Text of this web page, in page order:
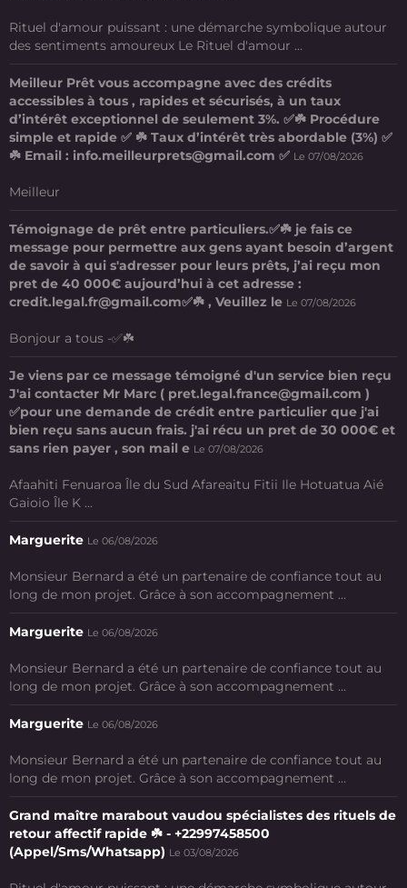
Rituel d'amour puissant : une démarche symbolique autour
des sentiments amoureux Le Rituel d'amour ...
Meilleur Prêt vous accompagne avec des crédits
accessibles à tous , rapides et sécurisés, à un taux
d’intérêt exceptionnel de seulement 3%. ✅☘️ Procédure
simple et rapide ✅ ☘️ Taux d’intérêt très abordable (3%) ✅
☘️ Email : info.meilleurprets@gmail.com ✅ Le 07/08/2026
Meilleur
Témoignage de prêt entre particuliers.✅☘️ je fais ce
message pour permettre aux gens ayant besoin d’argent
de savoir à qui s'adresser pour leurs prêts, j’ai reçu mon
pret de 40 000€ aujourd’hui à cet adresse :
credit.legal.fr@gmail.com✅☘️ , Veuillez le Le 07/08/2026
Bonjour a tous -✅☘️
Je viens par ce message témoigné d'un service bien reçu
J'ai contacter Mr Marc ( pret.legal.france@gmail.com )
✅pour une demande de crédit entre particulier que j'ai
bien reçu sans aucun frais. j'ai récu un pret de 30 000€ et
sans rien payer , son mail e Le 07/08/2026
Afaahiti Fenuaroa Île du Sud Afareaitu Fitii Ile Hotuatua Aié
Gaioio Île K ...
Marguerite Le 06/08/2026
Monsieur Bernard a été un partenaire de confiance tout au
long de mon projet. Grâce à son accompagnement ...
Marguerite Le 06/08/2026
Monsieur Bernard a été un partenaire de confiance tout au
long de mon projet. Grâce à son accompagnement ...
Marguerite Le 06/08/2026
Monsieur Bernard a été un partenaire de confiance tout au
long de mon projet. Grâce à son accompagnement ...
Grand maître marabout vaudou spécialistes des rituels de
retour affectif rapide ☘️ - +22997458500
(Appel/Sms/Whatsapp) Le 03/08/2026